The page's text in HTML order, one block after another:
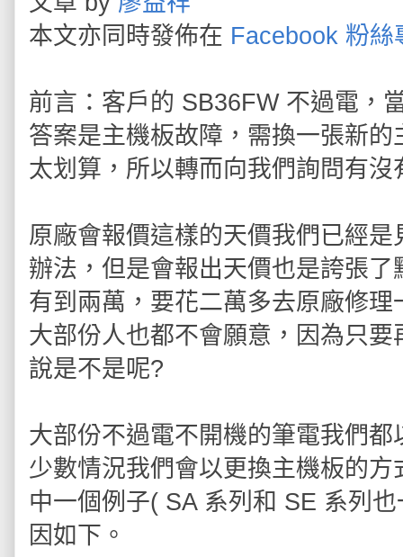
本文亦同時發佈在 Facebook 粉絲
前言：客戶的 SB36FW 不過電，
答案是主機板故障，需換一張新
太划算，所以轉而向我們詢問有沒
原廠會報價這樣的天價我們已經
辦法，但是會報出天價也是誇張
有到兩萬，要花二萬多去原廠修
大部份人也都不會願意，因為只
說是不是呢?
大部份不過電不開機的筆電我們
少數情況我們會以更換主機板的
中一個例子( SA 系列和 SE 系列
因如下。